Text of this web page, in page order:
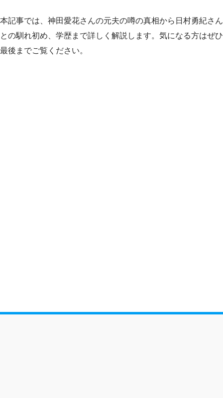
本記事では、神田愛花さんの元夫の噂の真相から日村勇紀さん
との馴れ初め、学歴まで詳しく解説します。気になる方はぜひ
最後までご覧ください。